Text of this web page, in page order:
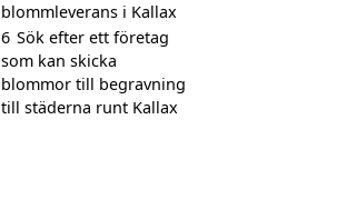
blommleverans i Kallax
6 Sök efter ett företag
som kan skicka
blommor till begravning
till städerna runt Kallax